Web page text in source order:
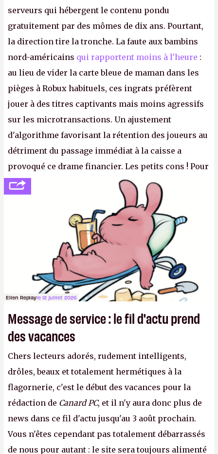
serveurs qui hébergent le contenu pondu
gratuitement par des mômes de dix ans. Pourtant,
la direction tire la tronche. La faute aux bambins
nord-américains qui rapportent moins à l'heure :
au lieu de vider la carte bleue de maman dans les
pièges à Robux habituels, ces ingrats préfèrent
jouer à des titres captivants mais moins agressifs
sur les microtransactions. Un ajustement
d'algorithme favorisant la rétention des joueurs au
détriment du passage immédiat à la caisse a
provoqué ce drame financier. Les petits cons ! Pour
se consoler, le PDG David Baszucki peut compter
sur le déblocage du jeu en Russie et l'explosion des
joueurs majeurs (+32 %). L'avenir appartient donc
aux adultes, qui ne sont jamais que des enfants
avec du pouvoir d'achat.P.
Ellen Replayle 12 juillet 2026
Message de service : le fil d'actu prend
des vacances
Chers lecteurs adorés, rudement intelligents,
drôles, beaux et totalement hermétiques à la
flagornerie, c'est le début des vacances pour la
rédaction de Canard PC, et il n'y aura donc plus de
news dans ce fil d'actu jusqu'au 3 août prochain.
Vous n'êtes cependant pas totalement débarrassés
de nous pour autant : le site sera toujours alimenté